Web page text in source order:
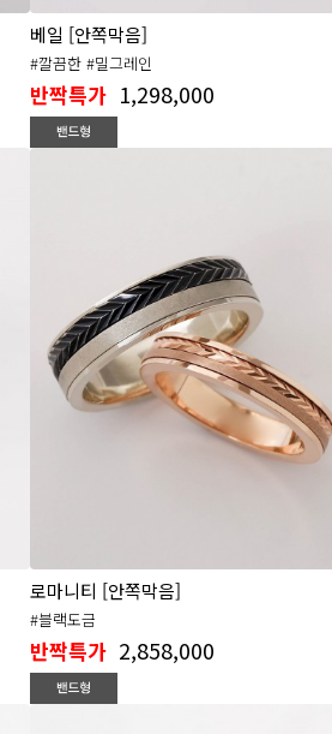
베일 [안쪽막음]
#깔끔한 #밀그레인
반짝특가 1,298,000
로마니티 [안쪽막음]
#블랙도금
반짝특가 2,858,000